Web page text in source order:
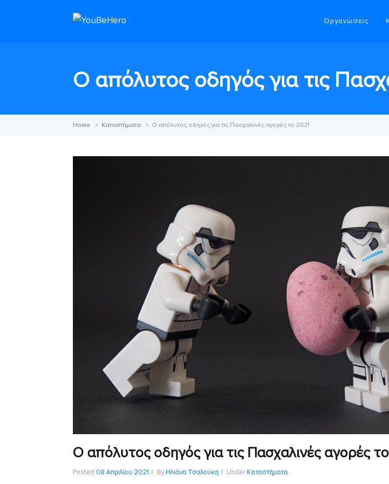
Οργανώσεις
Ο απόλυτος οδηγός για τις
Home > Καταστήματα > Ο απόλυτος οδηγός για τις Πασχαλινές αγορές το 2021
Ο απόλυτος οδηγός για τις Πασχαλινές αγορές
Posted 08 Απριλίου 2021 ByΗλιάνα Τσαλούκη UnderΚαταστήματα